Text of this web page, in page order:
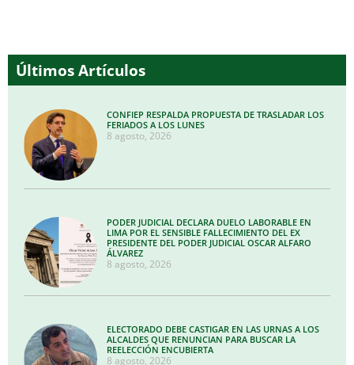
Últimos Artículos
CONFIEP RESPALDA PROPUESTA DE TRASLADAR LOS
FERIADOS A LOS LUNES
8 agosto, 2026
PODER JUDICIAL DECLARA DUELO LABORABLE EN
LIMA POR EL SENSIBLE FALLECIMIENTO DEL EX
PRESIDENTE DEL PODER JUDICIAL OSCAR ALFARO
ÁLVAREZ
8 agosto, 2026
ELECTORADO DEBE CASTIGAR EN LAS URNAS A LOS
ALCALDES QUE RENUNCIAN PARA BUSCAR LA
REELECCIÓN ENCUBIERTA
8 agosto, 2026